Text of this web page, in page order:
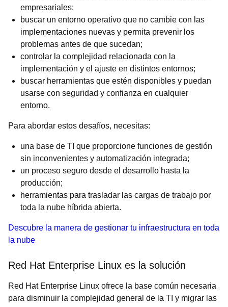
empresariales;
buscar un entorno operativo que no cambie con las
implementaciones nuevas y permita prevenir los
problemas antes de que sucedan;
controlar la complejidad relacionada con la
implementación y el ajuste en distintos entornos;
buscar herramientas que estén disponibles y puedan
usarse con seguridad y confianza en cualquier
entorno.
Para abordar estos desafíos, necesitas:
una base de TI que proporcione funciones de gestión
sin inconvenientes y automatización integrada;
un proceso seguro desde el desarrollo hasta la
producción;
herramientas para trasladar las cargas de trabajo por
toda la nube híbrida abierta.
Descubre la manera de gestionar tu infraestructura en toda
la nube
Red Hat Enterprise Linux es la solución
Red Hat Enterprise Linux ofrece la base común necesaria
para disminuir la complejidad general de la TI y migrar las